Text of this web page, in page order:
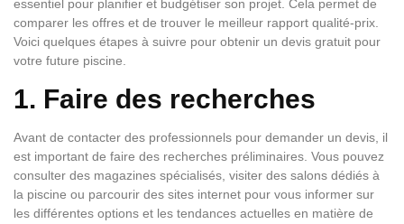
essentiel pour planifier et budgétiser son projet. Cela permet de
comparer les offres et de trouver le meilleur rapport qualité-prix.
Voici quelques étapes à suivre pour obtenir un devis gratuit pour
votre future piscine.
1. Faire des recherches
Avant de contacter des professionnels pour demander un devis, il
est important de faire des recherches préliminaires. Vous pouvez
consulter des magazines spécialisés, visiter des salons dédiés à
la piscine ou parcourir des sites internet pour vous informer sur
les différentes options et les tendances actuelles en matière de